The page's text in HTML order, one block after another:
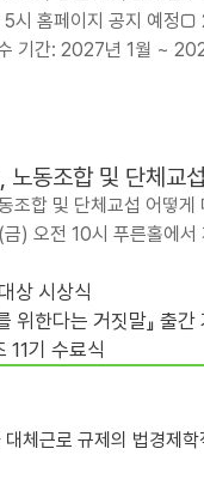
시 홈페이지 공지 예정
기간: 2027년 1월 ~
노동조합 및 단체교
서트
조합 및 단체교섭 어떻게
오전 10시 푸른홀에서 개
..
상 시상식
위한다는 거짓말』 출간
11기 수료식
체근로 규제의 법경제